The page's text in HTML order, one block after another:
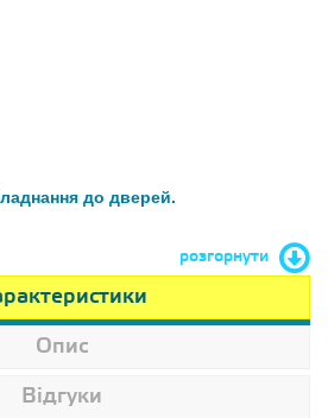
до дверей.
розгорнути
Опис
Відгуки